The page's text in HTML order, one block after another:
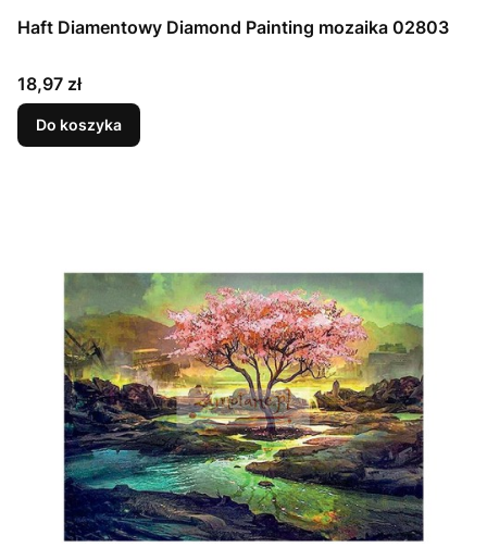
Haft Diamentowy Diamond Painting mozaika 02803
Cena
18,97 zł
Do koszyka